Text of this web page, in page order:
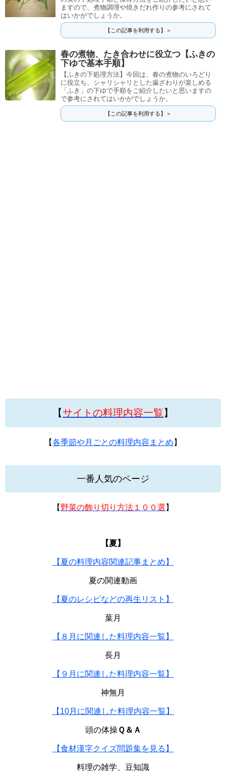
ますので、煮物調理や焼きだれ作りの参考にされて
はいかがでしょうか。
【この記事を利用する】＞
春の煮物、たき合わせに役立つ【ふきの
下ゆで基本手順】
【ふきの下処理方法】今回は、春の煮物のいろどり
に役立ち、シャリシャリとした歯ざわりが楽しめる
「ふき」の下ゆで手順をご紹介したいと思いますの
で参考にされてはいかがでしょうか。
【この記事を利用する】＞
【サイトの料理内容一覧】
【各季節や月ごとの料理内容まとめ 】
一番人気のページ
【 野菜の飾り切り方法１００選 】
【夏】
【夏の料理内容関連記事まとめ】
夏の関連動画
【夏のレシピなどの再生リスト】
葉月
【８月に関連した料理内容一覧】
長月
【９月に関連した料理内容一覧】
神無月
【10月に関連した料理内容一覧】
頭の体操Ｑ＆Ａ
【食材漢字クイズ問題集を見る】
料理の雑学、豆知識